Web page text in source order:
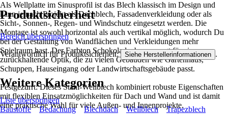
Als Wellplatte im Sinusprofil ist das Blech klassisch im Design und
kann je nach Projekt als Dachblech, Fassadenverkleidung oder als
Sicht-, Sonnen-, Regen- und Windschutz eingesetzt werden. Die
Montage ist sowohl horizontal als auch vertikal möglich, wodurch Du
bei der Gestaltung von Wandflächen und Verkleidungen mehr
Spielraum hast. Der Farbton Schokoladenbraun sorgt für eine
zurückhaltende Optik, die zu vielen Gebäuden wie Gartenhaus,
Schuppen, Hauseingang oder Landwirtschaftsgebäude passt.
Festgezurrt: Dieses Stahl-Wellblech kombiniert robuste Eigenschaften
mit flexiblen Einsatzmöglichkeiten für Dach und Wand und ist damit
eine praktische Wahl für viele Außen- und Innenprojekte.
Produktsicherheit
Bereich überspringen
Verantwortlich für Produktsicherheit: Siehe Herstellerinformationen .
Weitere Kategorien
Liste überspringen
Baustoffe
Bedachung Blechdach Wellblech
Trapezblech